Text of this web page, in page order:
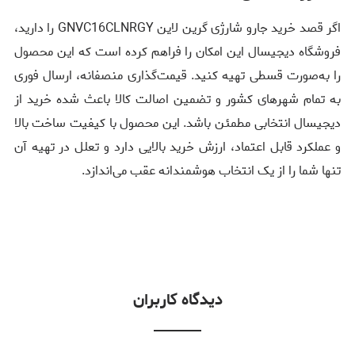
اگر قصد خرید جارو شارژی گرین لاین GNVC16CLNRGY را دارید،
فروشگاه دیجیسال این امکان را فراهم کرده است که این محصول
را به‌صورت قسطی تهیه کنید. قیمت‌گذاری منصفانه، ارسال فوری
به تمام شهرهای کشور و تضمین اصالت کالا باعث شده خرید از
دیجیسال انتخابی مطمئن باشد. این محصول با کیفیت ساخت بالا
و عملکرد قابل اعتماد، ارزش خرید بالایی دارد و تعلل در تهیه آن
تنها شما را از یک انتخاب هوشمندانه عقب می‌اندازد.
دیدگاه کاربران